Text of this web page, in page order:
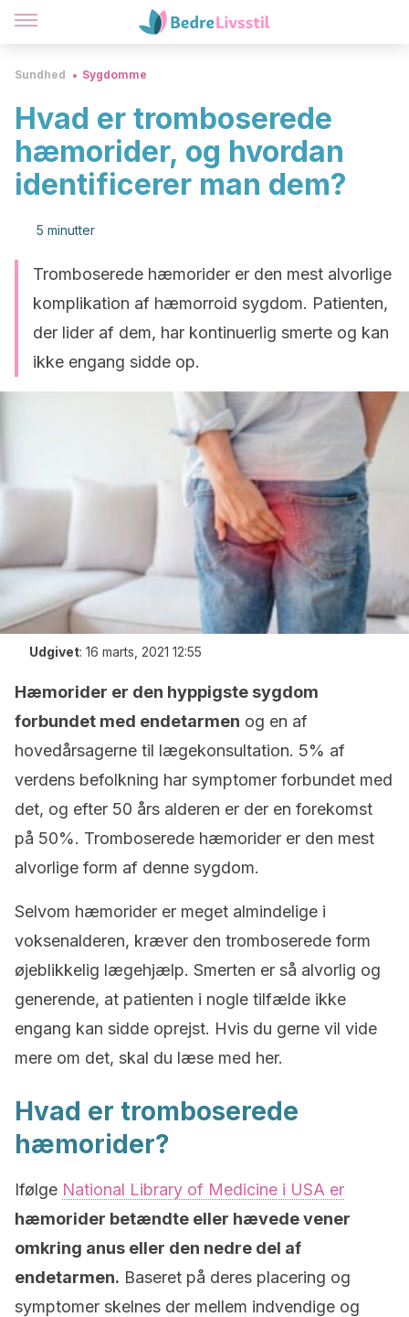
Sundhed Sygdomme
Hvad er tromboserede
hæmorider, og hvordan
identificerer man dem?
5 minutter
Tromboserede hæmorider er den mest alvorlige
komplikation af hæmorroid sygdom. Patienten,
der lider af dem, har kontinuerlig smerte og kan
ikke engang sidde op.
Udgivet: 16 marts, 2021 12:55
Hæmorider er den hyppigste sygdom
forbundet med endetarmen og en af
hovedårsagerne til lægekonsultation. 5% af
verdens befolkning har symptomer forbundet med
det, og efter 50 års alderen er der en forekomst
på 50%. Tromboserede hæmorider er den mest
alvorlige form af denne sygdom.
Selvom hæmorider er meget almindelige i
voksenalderen, kræver den tromboserede form
øjeblikkelig lægehjælp. Smerten er så alvorlig og
generende, at patienten i nogle tilfælde ikke
engang kan sidde oprejst. Hvis du gerne vil vide
mere om det, skal du læse med her.
Hvad er tromboserede
hæmorider?
Ifølge National Library of Medicine i USA er
hæmorider betændte eller hævede vener
omkring anus eller den nedre del af
endetarmen. Baseret på deres placering og
symptomer skelnes der mellem indvendige og